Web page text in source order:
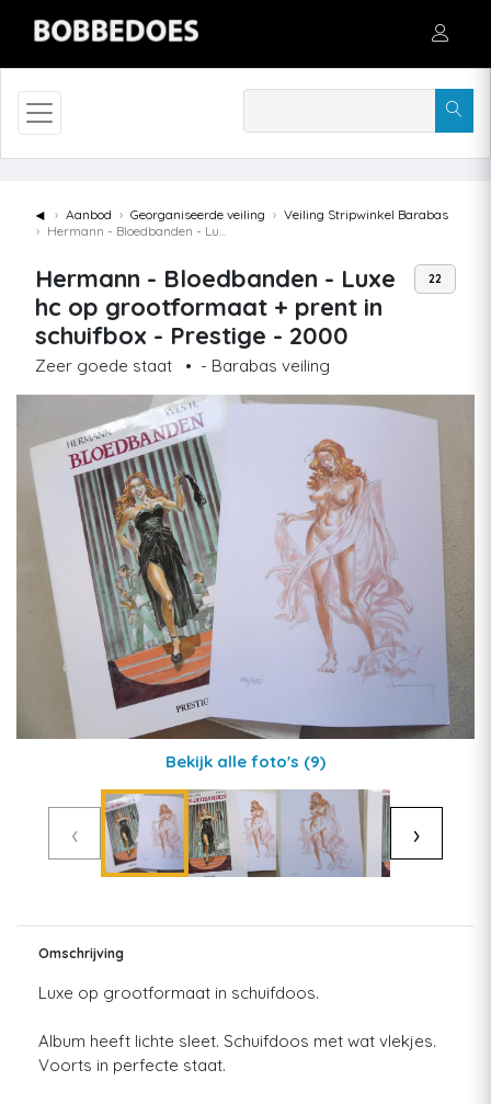
◄ Aanbod Georganiseerde veiling
Veiling Stripwinkel Barabas
Hermann - Bloedbanden - Luxe hc op grootformaat + prent in schuifbox - Prestige - 2000
Hermann - Bloedbanden - Luxe
hc op grootformaat + prent in
schuifbox - Prestige - 2000
Zeer goede staat • - Barabas veiling
22
Bekijk alle foto's (9)
‹ ›
Omschrijving
Luxe op grootformaat in schuifdoos.
Album heeft lichte sleet. Schuifdoos met wat vlekjes.
Voorts in perfecte staat.